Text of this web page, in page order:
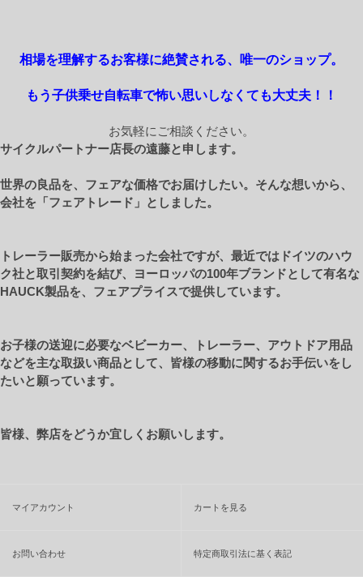
相場を理解するお客様に絶賛される、唯一のショップ。
もう子供乗せ自転車で怖い思いしなくても大丈夫！！
お気軽にご相談ください。
サイクルパートナー店長の遠藤と申します。
世界の良品を、フェアな価格でお届けしたい。そんな想いから、
会社を「フェアトレード」としました。
トレーラー販売から始まった会社ですが、最近ではドイツのハウ
ク社と取引契約を結び、ヨーロッパの100年ブランドとして有名な
HAUCK製品を、フェアプライスで提供しています。
お子様の送迎に必要なベビーカー、トレーラー、アウトドア用品
などを主な取扱い商品として、皆様の移動に関するお手伝いをし
たいと願っています。
皆様、弊店をどうか宜しくお願いします。
マイアカウント カートを見る
お問い合わせ 特定商取引法に基く表記